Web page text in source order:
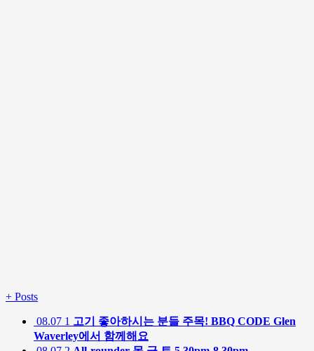
+ Posts
08.07 1 고기 좋아하시는 분들 주목! BBQ CODE Glen
Waverley에서 함께해요